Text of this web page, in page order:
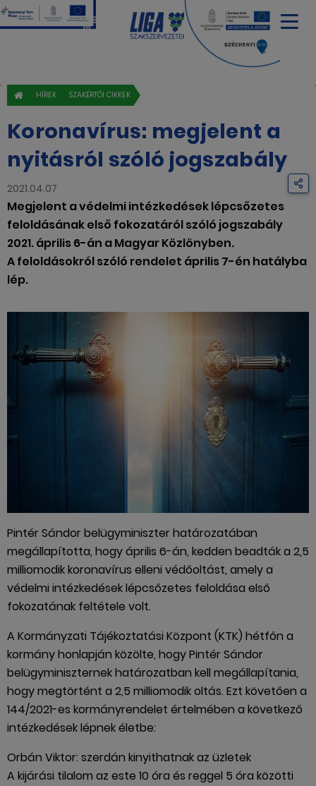
HÍREK SZAKÉRTŐI CIKKEK
Koronavírus: megjelent a
nyitásról szóló jogszabály
2021.04.07
Megjelent a védelmi intézkedések lépcsőzetes
feloldásának első fokozatáról szóló jogszabály
2021. április 6-án a Magyar Közlönyben.
A feloldásokról szóló rendelet április 7-én hatályba
lép.
Pintér Sándor belügyminiszter határozatában
megállapította, hogy április 6-án, kedden beadták a 2,5
milliomodik koronavírus elleni védőoltást, amely a
védelmi intézkedések lépcsőzetes feloldása első
fokozatának feltétele volt.
A Kormányzati Tájékoztatási Központ (KTK) hétfőn a
kormány honlapján közölte, hogy Pintér Sándor
belügyminiszternek határozatban kell megállapítania,
hogy megtörtént a 2,5 milliomodik oltás. Ezt követően a
144/2021-es kormányrendelet értelmében a következő
intézkedések lépnek életbe:
Orbán Viktor: szerdán kinyithatnak az üzletek
A kijárási tilalom az este 10 óra és reggel 5 óra közötti